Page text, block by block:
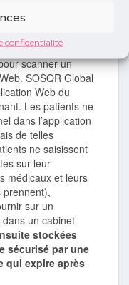
confidentialité
d’un appareil
scanner un
SOSQR Global
Web du
Les patients ne
dans l’application
de telles
ne saisissent
sur leur
médicaux et leurs
prennent),
sur un
un cabinet
stockées
sécurisé par une
qui expire après